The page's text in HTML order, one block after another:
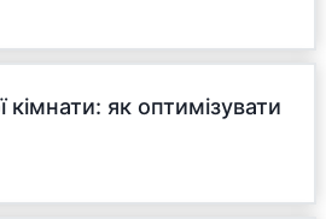
кімнати: як оптимізувати